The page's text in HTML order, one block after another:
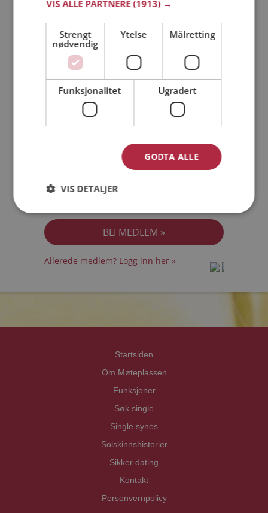
Jeg er en: Mann Kvinne
Min alder:
Jeg akseptererMedlemsvilkårene
Allerede medlem? Logg inn her »
Startsiden
Om Møteplassen
Funksjoner
Søk single
Single synes
Solskinnshistorier
Sikker dating
Kontakt
Personvernpolicy
VIS ALLE PARTNERE(1913) →
Strengt
nødvendig
Ytelse Målretting
Funksjonalitet Ugradert
GODTA ALLE
VIS DETALJER